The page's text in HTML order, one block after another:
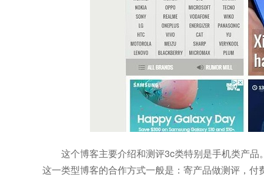
这个博客主要介绍和测评3c类特别是手机类产
这一类型博客的合作方式一般是：寄产品做测评，付